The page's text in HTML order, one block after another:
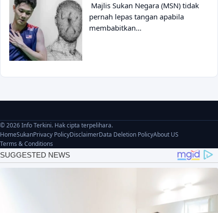
Majlis Sukan Negara (MSN) tidak
pernah lepas tangan apabila
membabitkan…
© 2026 Info Terkini. Hak cipta terpelihara.
HomeSukanPrivacy PolicyDisclaimerData Deletion PolicyAbout US
Terms & Conditions